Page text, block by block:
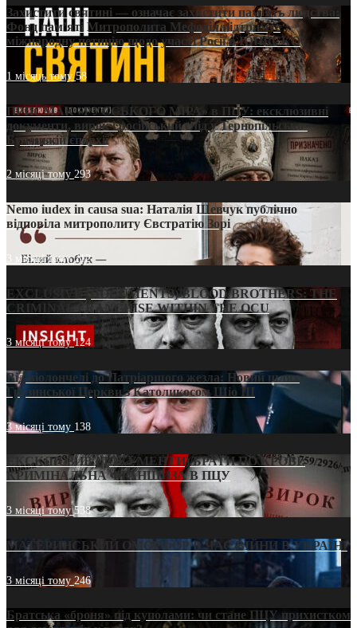
Захистити святині — означає захистити пам’ять людства:
Фонд пам’яті Митрополита Мефодія підтримує
міжнародну петицію щодо участі Росії в ЮНЕСКО
1 місяць тому58
ПРИСМАК «РУССЬКОГО МІРА» в ПЦУ: ексклюзивні
документи, вирок і російський слід у Тернопільсько-
Бучацькій єпархії
2 місяці тому 293
Nemo iudex in causa sua: Наталія Шевчук публічно
відповіла митрополиту Євстратію Зорі
3 місяці тому212
EXCLUSIVE (DOCUMENTS)/BLOOD BROTHERS: THE
CRIMINAL FRANCHISE WITHIN THE OCU
3 місяці тому124
Від віолончелі до Патріаршого жезла: Новий шлях
Грузинської Церкви з Католикосом Шіо III
3 місяці тому 138
ЕКСКЛЮЗИВ (ДОКУМЕНТИ)/БРАТИ ПО КРОВІ:
КРИМІНАЛЬНА ФРАНШИЗА В ПЦУ
3 місяці тому538
МАТЕРИНСЬКИЙ ОМОРФОР В ЧАС ВІЙНИ В УКРАЇНІ
3 місяці тому246
Братська «броня» під куполами: чи стане ПЦУ прихистком